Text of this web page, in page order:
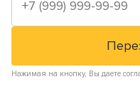
Нажимая на кнопку, Вы даете